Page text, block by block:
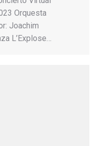
Orquesta
Joachim
L’Explose…